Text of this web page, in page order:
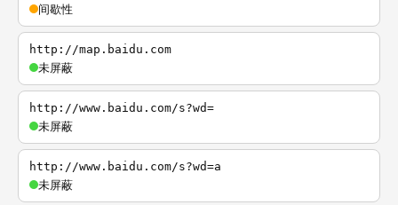
间歇性
http://map.baidu.com
未屏蔽
http://www.baidu.com/s?wd=
未屏蔽
http://www.baidu.com/s?wd=a
未屏蔽